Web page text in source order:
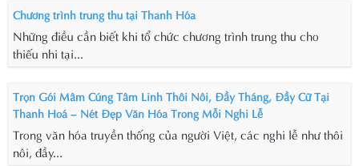
Chương trình trung thu tại Thanh Hóa
Những điều cần biết khi tổ chức chương trình trung thu cho
thiếu nhi tại...
Trọn Gói Mâm Cúng Tâm Linh Thôi Nôi, Đầy Tháng, Đầy Cữ Tại
Thanh Hoá – Nét Đẹp Văn Hóa Trong Mỗi Nghi Lễ
Trong văn hóa truyền thống của người Việt, các nghi lễ như thôi
nôi, đầy...